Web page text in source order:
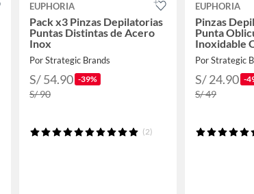
EUPHORIA
Pack x3 Pinzas Depilatorias
Puntas Distintas de Acero
Inox
Por Strategic Brands
S/ 54.90 -39%
S/ 90
(2)
EUPHORIA
Pinzas
Punta
Inoxidable
Por Strategic
S/ 24.90 -
S/ 49